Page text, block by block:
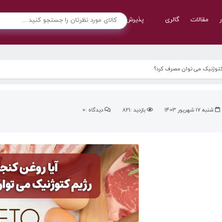
مقالات گالری پذیرش نمایندگی تماس با ما
کتوژنیک می توان مصرف کرد؟
شنبه 17 شهریور 1403 بازدید :821 دیدگاه :0